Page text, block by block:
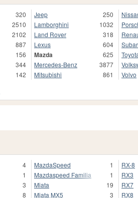
320
2510
2102
887
156
344
142
Jeep
250
Lamborghini
1032
Land Rover
318
Lexus
604
Mazda
625
Mercedes-Benz
3877
Mitsubishi
861
Volvo
4
1
3
8
MazdaSpeed
1
Mazdaspeed Familia
1
Miata
19
Miata MX5
3
RX-8
RX3
RX7
RX8